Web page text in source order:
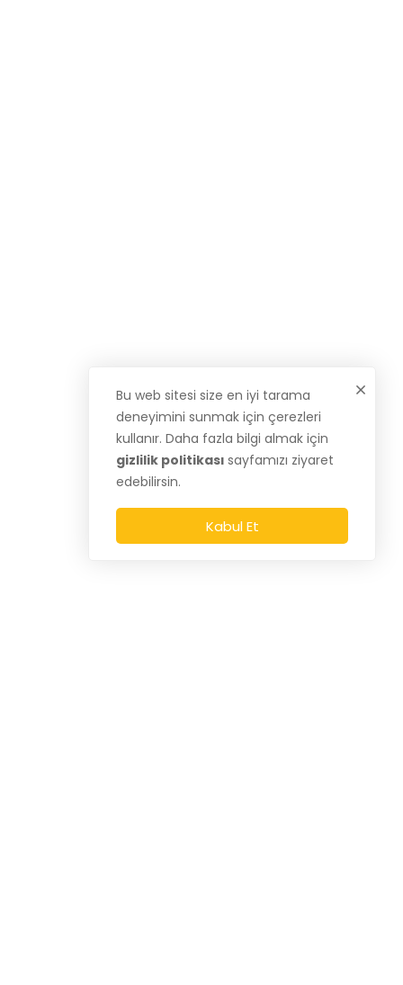
Bu web sitesi size en iyi tarama
deneyimini sunmak için çerezleri
kullanır. Daha fazla bilgi almak için
gizlilik politikası sayfamızı ziyaret
edebilirsin.
Kabul Et